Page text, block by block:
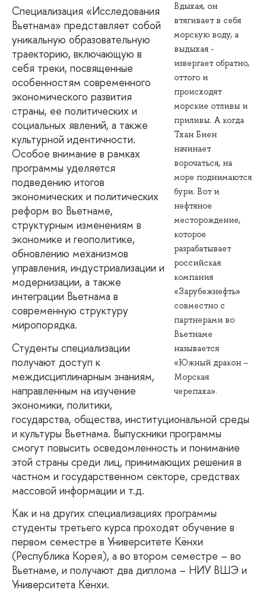
Вдыхая, он
втягивает в себя
морскую воду, а
выдыхая -
извергает обратно,
оттого и
происходят
морские отливы и
приливы. А когда
Тхан Биен
начинает
ворочаться, на
море поднимаются
бури. Вот и
нефтяное
месторождение,
которое
разрабатывает
российская
компания
«Зарубежнефть»
совместно с
партнерами во
Вьетнаме
называется
«Южный дракон –
Морская
черепаха».
Специализация «Исследования
Вьетнама» представляет собой
уникальную образовательную
траекторию, включающую в
себя треки, посвященные
особенностям современного
экономического развития
страны, ее политических и
социальных явлений, а также
культурной идентичности.
Особое внимание в рамках
программы уделяется
подведению итогов
экономических и политических
реформ во Вьетнаме,
структурным изменениям в
экономике и геополитике,
обновлению механизмов
управления, индустриализации и
модернизации, а также
интеграции Вьетнама в
современную структуру
миропорядка.
Студенты специализации
получают доступ к
междисциплинарным знаниям,
направленным на изучение
экономики, политики,
государства, общества, институциональной среды
и культуры Вьетнама. Выпускники программы
смогут повысить осведомленность и понимание
этой страны среди лиц, принимающих решения в
частном и государственном секторе, средствах
массовой информации и т.д.
Как и на других специализациях программы
студенты третьего курса проходят обучение в
первом семестре в Университете Кёнхи
(Республика Корея), а во втором семестре – во
Вьетнаме, и получают два диплома – НИУ ВШЭ и
Университета Кёнхи.